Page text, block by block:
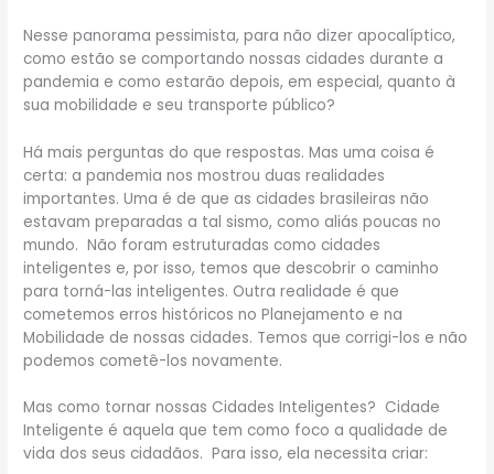
Nesse panorama pessimista, para não dizer apocalíptico,
como estão se comportando nossas cidades durante a
pandemia e como estarão depois, em especial, quanto à
sua mobilidade e seu transporte público?
Há mais perguntas do que respostas. Mas uma coisa é
certa: a pandemia nos mostrou duas realidades
importantes. Uma é de que as cidades brasileiras não
estavam preparadas a tal sismo, como aliás poucas no
mundo. Não foram estruturadas como cidades
inteligentes e, por isso, temos que descobrir o caminho
para torná-las inteligentes. Outra realidade é que
cometemos erros históricos no Planejamento e na
Mobilidade de nossas cidades. Temos que corrigi-los e não
podemos cometê-los novamente.
Mas como tornar nossas Cidades Inteligentes? Cidade
Inteligente é aquela que tem como foco a qualidade de
vida dos seus cidadãos. Para isso, ela necessita criar: